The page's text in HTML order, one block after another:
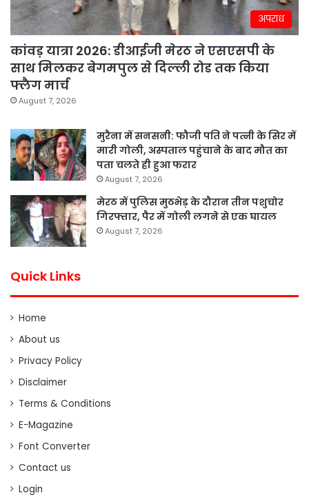
अपराध
कांवड़ यात्रा 2026: डीआईजी मेरठ ने एसएसपी के
साथ मिलकर बेगमपुल से दिल्ली रोड तक किया
फ्लैग मार्च
August 7, 2026
मुरैना में सनसनी: फौजी पति ने पत्नी के सिर में
मारी गोली, अस्पताल पहुंचाने के बाद मौत का
पता चलते ही हुआ फरार
August 7, 2026
मेरठ में पुलिस मुठभेड़ के दौरान तीन पशुचोर
गिरफ्तार, पैर में गोली लगने से एक घायल
August 7, 2026
Quick Links
Home
About us
Privacy Policy
Disclaimer
Terms & Conditions
E-Magazine
Font Converter
Contact us
Login